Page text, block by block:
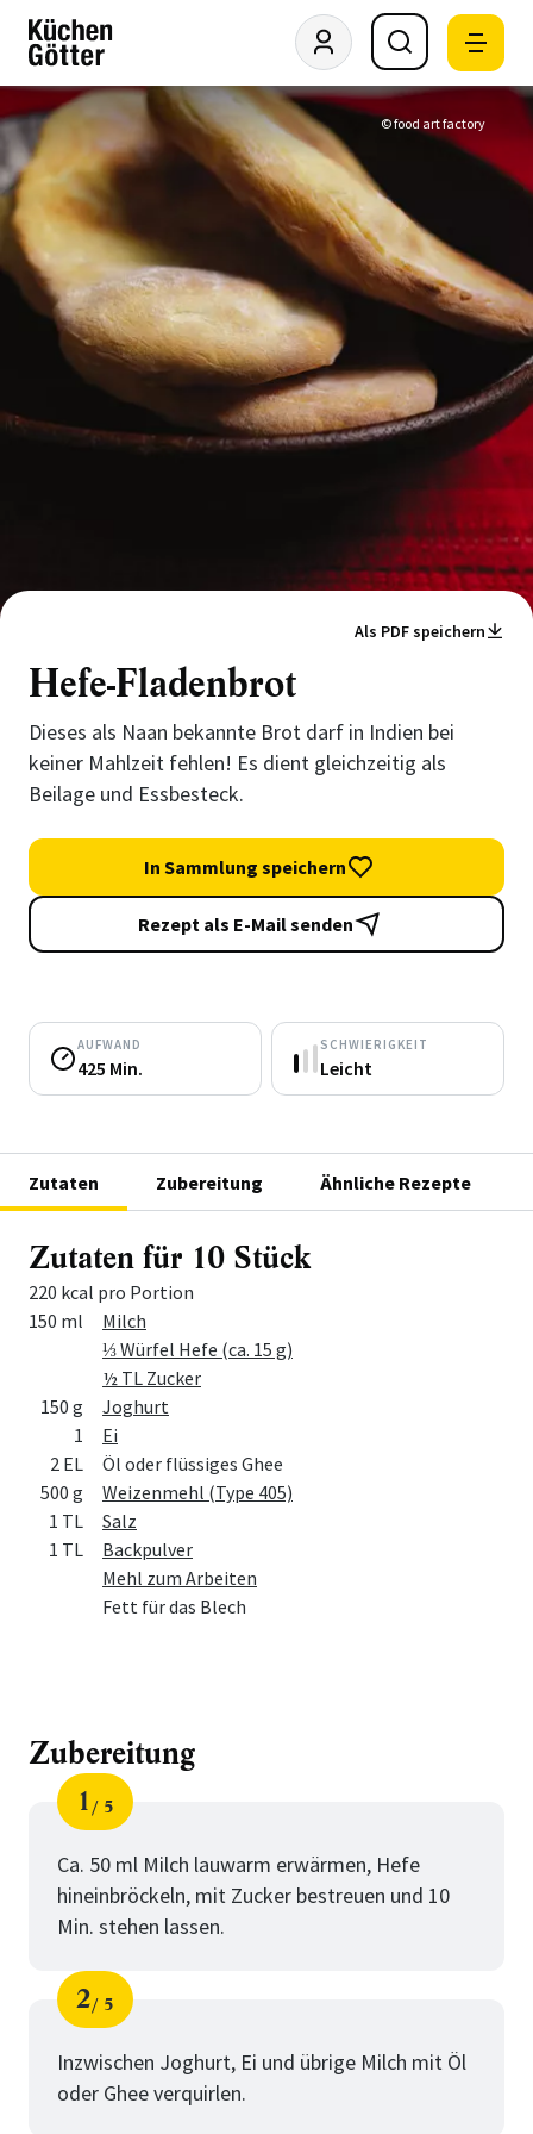
© food art factory
Als PDF speichern
Hefe-Fladenbrot
Dieses als Naan bekannte Brot darf in Indien bei
keiner Mahlzeit fehlen! Es dient gleichzeitig als
Beilage und Essbesteck.
In Sammlung speichern
Rezept als E-Mail senden
AUFWAND
425 Min.
SCHWIERIGKEIT
Leicht
Zutaten Zubereitung Ähnliche Rezepte
Zutaten für 10 Stück
220 kcal pro Portion
Menge Zutat
150 ml
Milch
⅓ Würfel Hefe (ca. 15 g)
½ TL Zucker
150 g
Joghurt
1
Ei
2 EL
Öl oder flüssiges Ghee
500 g
Weizenmehl (Type 405)
1 TL
Salz
1 TL
Backpulver
Mehl zum Arbeiten
Fett für das Blech
Zubereitung
Schritt
1
von
5
Ca. 50 ml Milch lauwarm erwärmen, Hefe
hineinbröckeln, mit Zucker bestreuen und 10
Min. stehen lassen.
Schritt
2
von
5
Inzwischen Joghurt, Ei und übrige Milch mit Öl
oder Ghee verquirlen.